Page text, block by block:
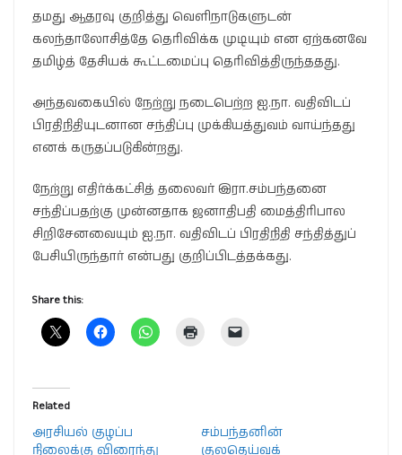
தமது ஆதரவு குறித்து வெளிநாடுகளுடன்
கலந்தாலோசித்தே தெரிவிக்க முடியும் என ஏற்கனவே
தமிழ்த் தேசியக் கூட்டமைப்பு தெரிவித்திருந்ததது.
அந்தவகையில் நேற்று நடைபெற்ற ஐ.நா. வதிவிடப்
பிரதிநிதியுடனான சந்திப்பு முக்கியத்துவம் வாய்ந்தது
எனக் கருதப்படுகின்றது.
நேற்று எதிர்க்கட்சித் தலைவர் இரா.சம்பந்தனை
சந்திப்பதற்கு முன்னதாக ஜனாதிபதி மைத்திரிபால
சிறிசேனவையும் ஐ.நா. வதிவிடப் பிரதிநிதி சந்தித்துப்
பேசியிருந்தார் என்பது குறிப்பிடத்தக்கது.
Share this:
Related
அரசியல் குழப்ப
நிலைக்கு விரைந்து
சம்பந்தனின்
குலதெய்வக்